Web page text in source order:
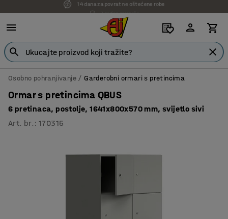
7 godina garancije
Osobno pohranjivanje Garderobni ormari s pretincima
Ormar s pretincima QBUS
6 pretinaca, postolje, 1641x800x570 mm, svijetlo sivi
Art. br. :170315